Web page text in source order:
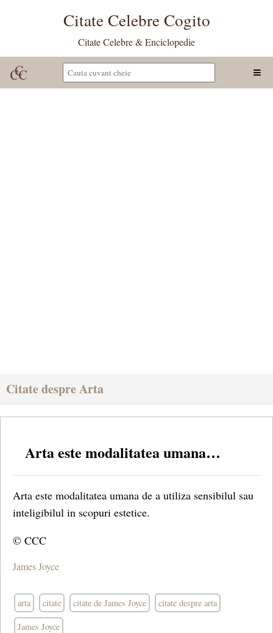
Citate Celebre Cogito
Citate Celebre & Enciclopedie
Citate despre Arta
Arta este modalitatea umana…
Arta este modalitatea umana de a utiliza sensibilul sau
inteligibilul in scopuri estetice.
© CCC
James Joyce
arta citate citate de James Joyce citate despre arta
James Joyce